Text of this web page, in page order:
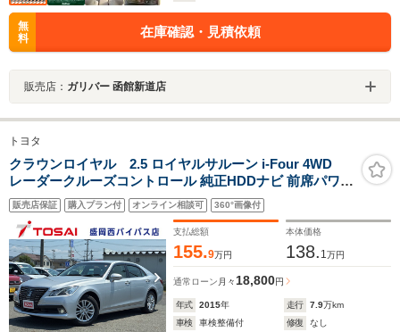
無
料
在庫確認・見積依頼
販売店： ガリバー 函館新道店
トヨタ
クラウンロイヤル 2.5 ロイヤルサルーン i-Four 4WD
レーダークルーズコントロール 純正HDDナビ 前席パワー
シート トランクフードイージークローザー 革巻きステア
リング HIDヘッドライト ナノイー付きオートエアコン 横
滑り防止装置 クリアランスソナー
販売店保証 購入プラン付 オンライン相談可 360°画像付
支払総額
155.9万円
本体価格
138. 1 万円
通常ローン 月々 18,800円
年式 2015年 走行 7.9万km
車検
車検整備付 修復
なし